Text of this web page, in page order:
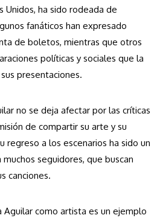
Unidos, ha sido rodeada de
fanáticos han expresado
de boletos, mientras que otros
políticas y sociales que la
presentaciones.
no se deja afectar por las críticas
de compartir su arte y su
regreso a los escenarios ha sido un
seguidores, que buscan
canciones.
Aguilar como artista es un ejemplo